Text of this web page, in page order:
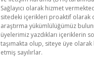
Sağlayıcı olarak hizmet
sitedeki içerikleri proaktif olarak
araştırma yükümlülüğümüz
üyelerimiz yazdıkları içeriklerin
taşımakta olup, siteye üye
etmiş sayılırlar.